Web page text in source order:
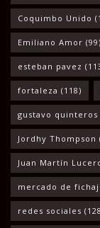
Coquimbo Unido
Emiliano Amor (99)
esteban pavez
fortaleza (118)
gustavo quinteros
Jordhy Thompson
Juan Martín
mercado de
redes sociales